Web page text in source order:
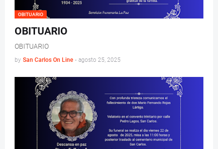
OBITUARIO
OBITUARIO
OBITUARIO
by San Carlos On Line - agosto 25, 2025